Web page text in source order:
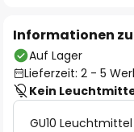
Informationen
Auf Lager
Lieferzeit: 2 - 5
Kein
GU10